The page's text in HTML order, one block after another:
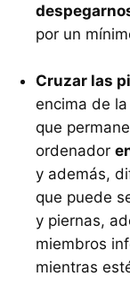
por un
Cruzar las
encima de
que
ordenador
y además,
que puede
y piernas,
miembros
mientras